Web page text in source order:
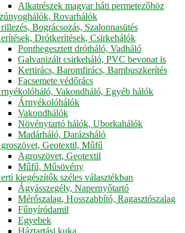
Alkatrészek magyar háti permetezőhöz
Rovarhálók
Bográcsozás, Szalonnasütés
Drótkerítések, Csirkehálók
Ponthegesztett drótháló, Vadháló
Galvanizált csirkeháló, PVC bevonat is
Kertirács, Baromfirács, Bambuszkerítés
Facsemete védőrács
Vakondháló, Egyéb hálók
Árnyékolóhálók
Vakondhálók
Növénytartó hálók, Uborkahálók
Madárháló, Darázsháló
Geotextil, Műfű
Agroszövet, Geotextil
Műfű, Műsövény
kiegészítők széles választékban
Ágyásszegély, Napernyőtartó
Mérőszalag, Hosszabbító, Ragasztószalag
Fűnyíródamil
Egyebek
Háztartási kuka